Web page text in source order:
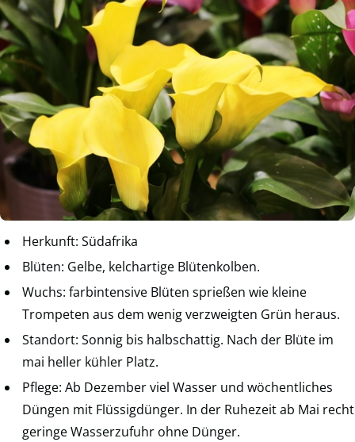
Herkunft: Südafrika
Blüten: Gelbe, kelchartige Blütenkolben.
Wuchs: farbintensive Blüten sprießen wie kleine
Trompeten aus dem wenig verzweigten Grün heraus.
Standort: Sonnig bis halbschattig. Nach der Blüte im
mai heller kühler Platz.
Pflege: Ab Dezember viel Wasser und wöchentliches
Düngen mit Flüssigdünger. In der Ruhezeit ab Mai recht
geringe Wasserzufuhr ohne Dünger.